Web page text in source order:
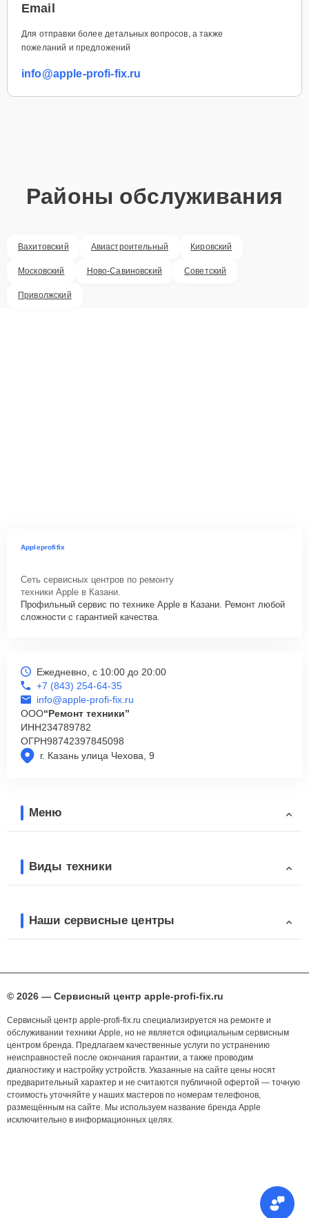
Email
Для отправки более детальных вопросов, а также
пожеланий и предложений
info@apple-profi-fix.ru
Районы обслуживания
Вахитовский Авиастроительный Кировский
Московский Ново-Савиновский Советский
Приволжский
Appleprofifix
Сеть сервисных центров по ремонту
техники Apple в Казани.
Профильный сервис по технике Apple в Казани. Ремонт любой
сложности с гарантией качества.
г. Казань улица Чехова, 9
Ежедневно, с 10:00 до 20:00
+7 (843) 254-64-35
info@apple-profi-fix.ru
ООО“Ремонт техники”
ИНН234789782
ОГРН98742397845098
Меню
Виды техники
Наши сервисные центры
© 2026 — Сервисный центр apple-profi-fix.ru
Сервисный центр apple-profi-fix.ru специализируется на ремонте и
обслуживании техники Apple, но не является официальным сервисным
центром бренда. Предлагаем качественные услуги по устранению
неисправностей после окончания гарантии, а также проводим
диагностику и настройку устройств. Указанные на сайте цены носят
предварительный характер и не считаются публичной офертой — точную
стоимость уточняйте у наших мастеров по номерам телефонов,
размещённым на сайте. Мы используем название бренда Apple
исключительно в информационных целях.